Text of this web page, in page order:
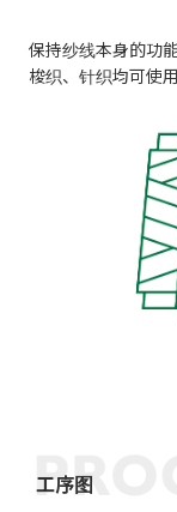
保持纱线本身的功
梭织、针织均可使
工序图